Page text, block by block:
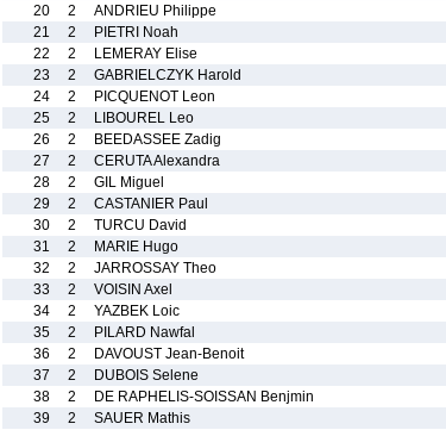
20
2 ANDRIEU Philippe
21
2 PIETRI Noah
22
2 LEMERAY Elise
23
2 GABRIELCZYK Harold
24
2 PICQUENOT Leon
25
2 LIBOUREL Leo
26
2 BEEDASSEE Zadig
27
2 CERUTA Alexandra
28
2 GIL Miguel
29
2 CASTANIER Paul
30
2 TURCU David
31
2 MARIE Hugo
32
2 JARROSSAY Theo
33
2 VOISIN Axel
34
2 YAZBEK Loic
35
2 PILARD Nawfal
36
2 DAVOUST Jean-Benoit
37
2 DUBOIS Selene
38
2 DE RAPHELIS-SOISSAN Benjmin
39
2 SAUER Mathis